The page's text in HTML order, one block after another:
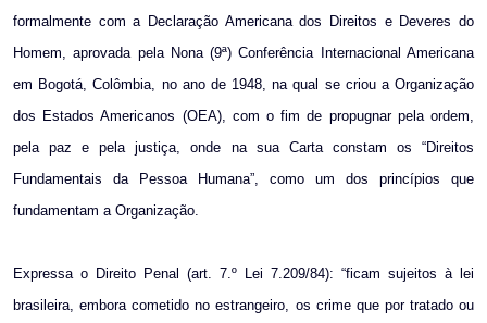
formalmente com a Declaração Americana dos Direitos e Deveres do
Homem, aprovada pela Nona (9ª) Conferência Internacional Americana
em Bogotá, Colômbia, no ano de 1948, na qual se criou a Organização
dos Estados Americanos (OEA), com o fim de propugnar pela ordem,
pela paz e pela justiça, onde na sua Carta constam os “Direitos
Fundamentais da Pessoa Humana”, como um dos princípios que
fundamentam a Organização.
Expressa o Direito Penal (art. 7.º Lei 7.209/84): “ficam sujeitos à lei
brasileira, embora cometido no estrangeiro, os crime que por tratado ou